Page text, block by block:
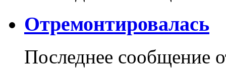
Отремонтировалась
Последнее сообщение